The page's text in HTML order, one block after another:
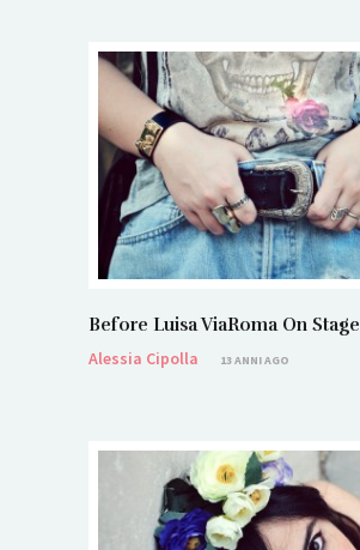
Before Luisa ViaRoma On Stage
Alessia Cipolla
13 ANNI AGO